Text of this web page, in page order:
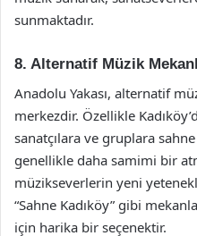
sunmaktadır.
8. Alternatif Müzik
Anadolu Yakası, alternatif
merkezdir. Özellikle
sanatçılara ve gruplara
genellikle daha samimi bir
müzikseverlerin yeni
“Sahne Kadıköy” gibi
için harika bir seçenektir.